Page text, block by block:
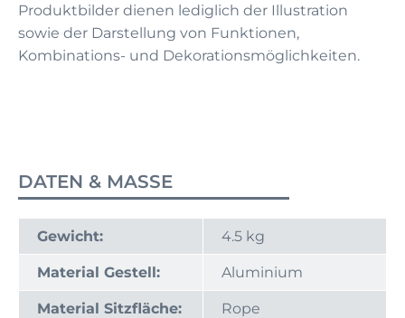
Produktbilder dienen lediglich der Illustration
sowie der Darstellung von Funktionen,
Kombinations- und Dekorationsmöglichkeiten.
DATEN & MASSE
Gewicht: 4.5 kg
Material Gestell: Aluminium
Material Sitzfläche: Rope